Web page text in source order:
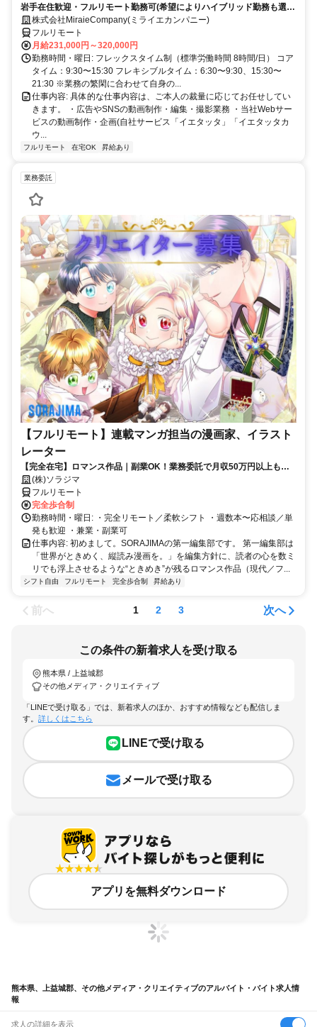
岩手在住歓迎・フルリモート勤務可(希望によりハイブリッド勤務も選択
可能)株式会社MiraieCompany(ミライエカンパニー)
フルリモート
月給231,000円～320,000円
勤務時間・曜日: フレックスタイム制（標準労働時間 8時間/日） コア
タイム：9:30〜15:30 フレキシブルタイム：6:30〜9:30、15:30〜
21:30 ※業務の繁閑に合わせて自身の...
仕事内容: 具体的な仕事内容は、ご本人の裁量に応じてお任せしてい
きます。 ・広告やSNSの動画制作・編集・撮影業務 ・当社Webサー
ビスの動画制作・企画(自社サービス「イエタッタ」「イエタッタカ
ウ...
フルリモート 在宅OK 昇給あり
業務委託
【フルリモート】連載マンガ担当の漫画家、イラスト
レーター
【完全在宅】ロマンス作品｜副業OK！業務委託で月収50万円以上も可
能！(株)ソラジマ
フルリモート
完全歩合制
勤務時間・曜日: ・完全リモート／柔軟シフト ・週数本〜応相談／単
発も歓迎 ・兼業・副業可
仕事内容: 初めまして。SORAJIMAの第一編集部です。 第一編集部は
「世界がときめく、縦読み漫画を。」を編集方針に、読者の心を数ミ
リでも浮上させるような“ときめき”が残るロマンス作品（現代／フ...
シフト自由 フルリモート 完全歩合制 昇給あり
前へ 1 2 3 次へ
この条件の新着求人を受け取る
熊本県 / 上益城郡
その他メディア・クリエイティブ
「LINEで受け取る」では、新着求人のほか、おすすめ情報なども配信しま
す。 詳しくはこちら
LINEで受け取る
メールで受け取る
アプリを無料ダウンロード
熊本県、上益城郡、その他メディア・クリエイティブのアルバイト・バイト求人情
報
求人の詳細を表示